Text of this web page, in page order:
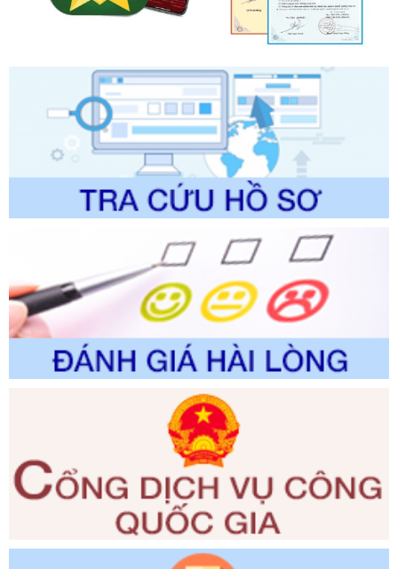
ban hành, được sửa đổi, bổ sung, bị bãi bỏ và phê duyệt
Quy trình nội bộ, quy trình điện tử giải quyết thủ tục hành
chính trong một số lĩnh vực thuộc phạm vi chức năng quản
Ngày ban hành: 01/06/2026
Số kí hiệu:2304/QĐ-UBND
Tên: Quyết định công bố Danh mục thủ tục hành chính
được sửa đổi, bổ sung và phê duyệt Quy trình nội bộ, quy
trình điện tử giải quyết thủ tục hành chính trong lĩnh vực Du
lịch thuộc phạm vi chức năng quản lý của Sở Văn hóa, Thể
thao và Du lịch
Ngày ban hành: 01/06/2026
2310/QĐ-UBND
Tên: Về việc công bố Danh mục thủ tục hành chính sửa
đổi, bổ sung và phê duyệt Quy trình nội bộ, quy trình điện tử
trong giải quyết thủtục hành chính lĩnh vực biến đổi khí hậu
thuộc phạm vi giải quyết của Sở Nông nghiệp và Môi
trường
Ngày ban hành: 01/06/2026
Số kí hiệu:2300/QĐ-UBND
Tên: V/v công bố danh mục thủ tục hành chính được sửa
đổi, bổ sung và phê duyệt quy trình nội bộ, quy trình điện tử
giải quyết thủ tục hành chính trong lĩnh vực Luật sư thuộc
phạm vi chức năng quản lý của Sở Tư pháp
Ngày ban hành: 01/06/2026
351/2025/NĐ-CP
Tên: Nghị định số 351/2025/NĐ-CP của Chính phủ: Quy
định chuẩn nghèo đa chiều quốc gia giai đoạn 2026 - 2030
Ngày ban hành: 29/12/2026